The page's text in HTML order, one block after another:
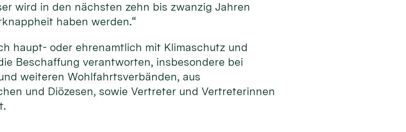
wird in den nächsten zehn bis zwanzig Jahren
haben werden.“
haupt- oder ehrenamtlich mit Klimaschutz und
Beschaffung verantworten, insbesondere bei
weiteren Wohlfahrtsverbänden, aus
und Diözesen, sowie Vertreter und Vertreterinnen